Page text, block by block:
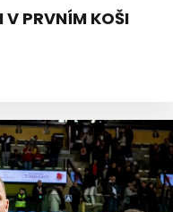
V PRVNÍM KOŠI